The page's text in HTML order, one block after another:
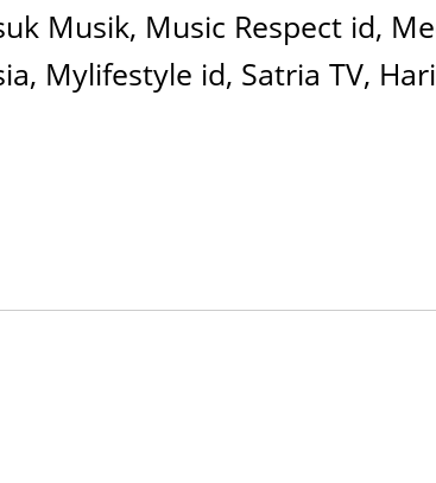
Musik, Music Respect id,
Mylifestyle id, Satria TV,